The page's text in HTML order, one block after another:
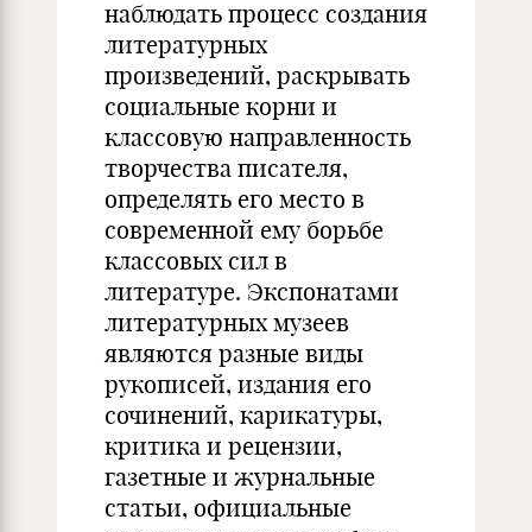
наблюдать процесс создания
литературных
произведений, раскрывать
социальные корни и
классовую направленность
творчества писателя,
определять его место в
современной ему борьбе
классовых сил в
литературе. Экспонатами
литературных музеев
являются разные виды
рукописей, издания его
сочинений, карикатуры,
критика и рецензии,
газетные и журнальные
статьи, официальные